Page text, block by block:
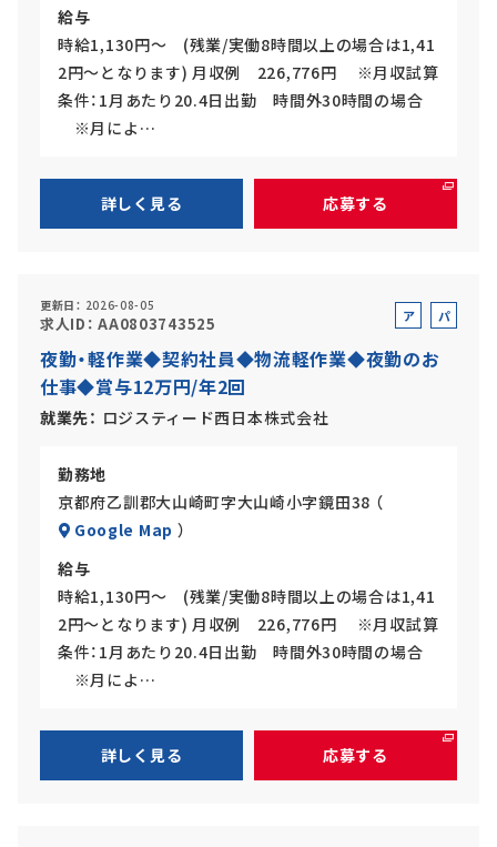
給与
時給1,130円～ (残業/実働8時間以上の場合は1,41
2円～となります) 月収例 226,776円 ※月収試算
条件：1月あたり20.4日出勤 時間外30時間の場合
※月によ…
詳しく見る 応募する
更新日 2026-08-05
求人ID AA0803743525
ア
バ
パ
ト
夜勤・軽作業◆契約社員◆物流軽作業◆夜勤のお
仕事◆賞与12万円/年2回
就業先 ロジスティード西日本株式会社
勤務地
京都府乙訓郡大山崎町字大山崎小字鏡田38 （
Google Map ）
給与
時給1,130円～ (残業/実働8時間以上の場合は1,41
2円～となります) 月収例 226,776円 ※月収試算
条件：1月あたり20.4日出勤 時間外30時間の場合
※月によ…
詳しく見る 応募する